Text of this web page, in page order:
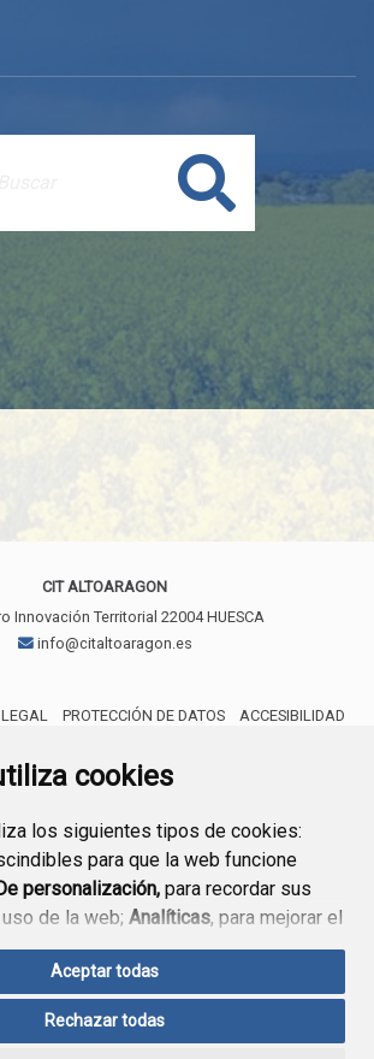
cookies
los siguientes tipos de cookies:
para que la web funcione
personalización, para recordar sus
de la web; Analíticas, para mejorar el
la web y sus servicios.
el botón“Aceptar todas”
acepta su uso. Si pulsa el botón
Aceptar todas
Rechazar todas
Buscar
CIT ALTOARAGON
Innovación Territorial 22004 HUESCA
info@citaltoaragon.es
PROTECCIÓN DE DATOS ACCESIBILIDAD